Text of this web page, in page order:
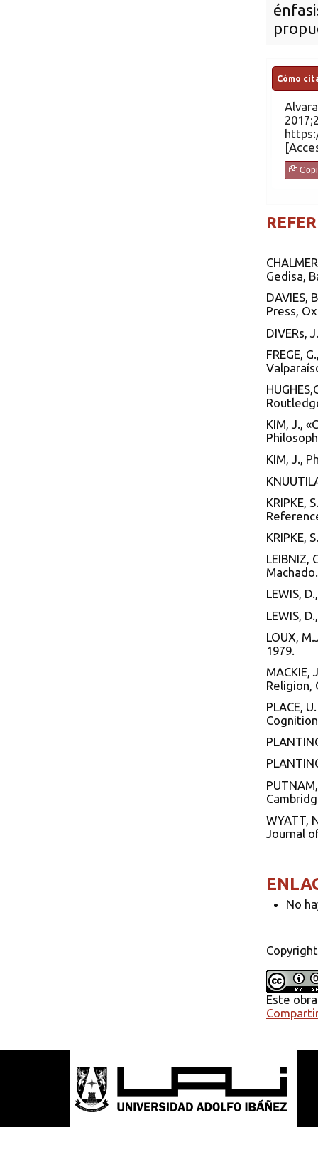
Cómo
2017;2(1).
Gedisa,
DAVIES,
Press,
DIVERs,
FREGE,
KIM, J.,
KIM, J.,
KRIPKE,
KRIPKE,
LEIBNIZ,
LEWIS,
LEWIS,
LOUX,
1979.
MACKIE,
Religion,
PLACE,
WYATT,
Journal
No
Este